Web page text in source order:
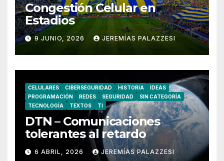
Congestión Celular en
Estadios
9 JUNIO, 2026 JEREMÍAS PALAZZESI
CELULARES CIBERSEGURIDAD HISTORIA
IDEAS
PROGRAMACIÓN
REDES SEGURIDAD
SIN CATEGORÍA
TECNOLOGÍA
TEXTOS TI
DTN – Comunicaciones
tolerantes al retardo
6 ABRIL, 2026 JEREMÍAS PALAZZESI